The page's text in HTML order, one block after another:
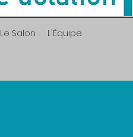
Le Salon L'Équipe